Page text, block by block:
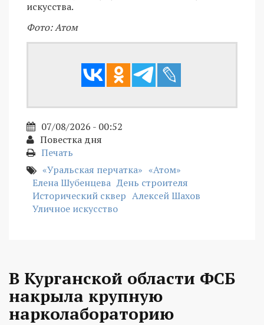
искусства.
Фото: Атом
07/08/2026 - 00:52
Повестка дня
Печать
«Уральская перчатка» «Атом»
Елена Шубенцева День строителя
Исторический сквер Алексей Шахов
Уличное искусство
В Курганской области ФСБ
накрыла крупную
нарколабораторию